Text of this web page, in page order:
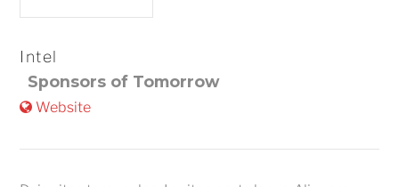
Intel
Sponsors of Tomorrow
Website